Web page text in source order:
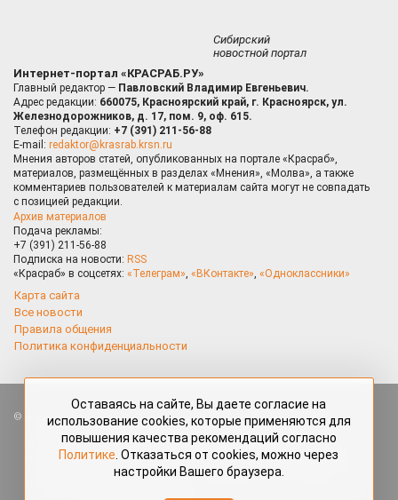
Сибирский
новостной портал
Интернет-портал «КРАСРАБ.РУ»
Главный редактор — Павловский Владимир Евгеньевич.
Адрес редакции: 660075, Красноярский край, г. Красноярск, ул.
Железнодорожников, д. 17, пом. 9, оф. 615.
Телефон редакции: +7 (391) 211-56-88
E-mail: redaktor@krasrab.krsn.ru
Мнения авторов статей, опубликованных на портале «Красраб»,
материалов, размещённых в разделах «Мнения», «Молва», а также
комментариев пользователей к материалам сайта могут не совпадать
с позицией редакции.
Архив материалов
Подача рекламы:
+7 (391) 211-56-88
Подписка на новости: RSS
«Красраб» в соцсетях: «Телеграм», «ВКонтакте», «Одноклассники»
Карта сайта
Все новости
Правила общения
Политика конфиденциальности
Все права защищены. Любые материалы, размещённые на портале
«Красраб.ру» сотрудниками редакции, нештатными авторами
и читателями, являются объектами авторского права. Полное или
частичное использование материалов, размещённых на портале
«Красраб.ру», допускается только с письменного согласия редакции
redaktor@krasrab.krsn.ru.
Оставаясь на сайте, Вы даете согласие на
использование cookies, которые применяются для
повышения качества рекомендаций согласно
Политике . Отказаться от cookies, можно через
настройки Вашего браузера.